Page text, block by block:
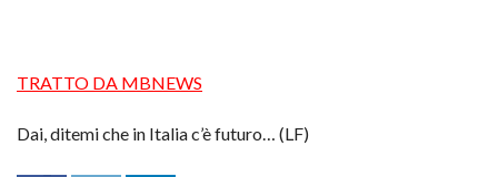
TRATTO DA MBNEWS
Dai, ditemi che in Italia c’è futuro… (LF)